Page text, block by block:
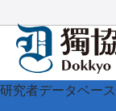
研究者データベース